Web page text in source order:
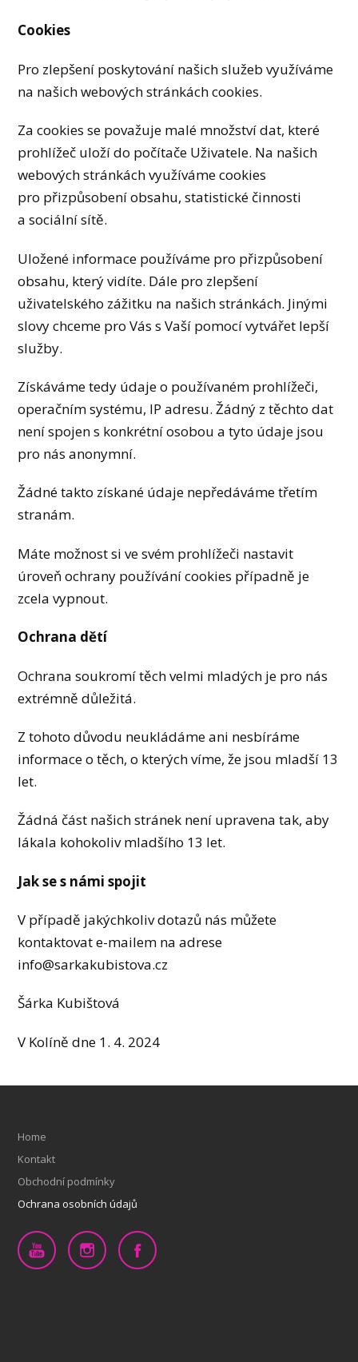
Cookies
Pro zlepšení poskytování našich služeb využíváme
na našich webových stránkách cookies.
Za cookies se považuje malé množství dat, které
prohlížeč uloží do počítače Uživatele. Na našich
webových stránkách využíváme cookies
pro přizpůsobení obsahu, statistické činnosti
a sociální sítě.
Uložené informace používáme pro přizpůsobení
obsahu, který vidíte. Dále pro zlepšení
uživatelského zážitku na našich stránkách. Jinými
slovy chceme pro Vás s Vaší pomocí vytvářet lepší
služby.
Získáváme tedy údaje o používaném prohlížeči,
operačním systému, IP adresu. Žádný z těchto dat
není spojen s konkrétní osobou a tyto údaje jsou
pro nás anonymní.
Žádné takto získané údaje nepředáváme třetím
stranám.
Máte možnost si ve svém prohlížeči nastavit
úroveň ochrany používání cookies případně je
zcela vypnout.
Ochrana dětí
Ochrana soukromí těch velmi mladých je pro nás
extrémně důležitá.
Z tohoto důvodu neukládáme ani nesbíráme
informace o těch, o kterých víme, že jsou mladší 13
let.
Žádná část našich stránek není upravena tak, aby
lákala kohokoliv mladšího 13 let.
Jak se s námi spojit
V případě jakýchkoliv dotazů nás můžete
kontaktovat e-mailem na adrese
info@sarkakubistova.cz
Šárka Kubištová
V Kolíně dne 1. 4. 2024
Home
Kontakt
Obchodní podmínky
Ochrana osobních údajů